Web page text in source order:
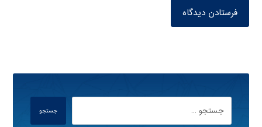
فرستادن دیدگاه
جستجو